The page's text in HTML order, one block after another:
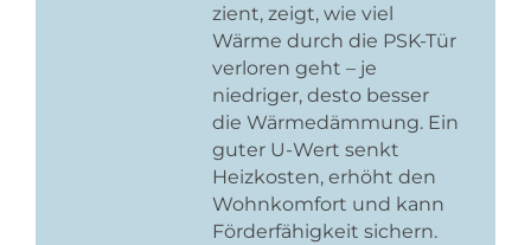
zient, zeigt, wie viel
Wärme durch die PSK-Tür
verloren geht – je
niedriger, desto besser
die Wärmedämmung. Ein
guter U-Wert senkt
Heizkosten, erhöht den
Wohnkomfort und kann
Förderfähigkeit sichern.